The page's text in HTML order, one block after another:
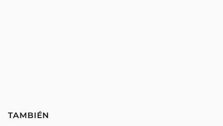
TAMBIÉN